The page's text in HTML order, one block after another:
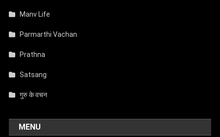
Manv Life
Parmarthi Vachan
Prathna
Satsang
गुरु के वचन
MENU